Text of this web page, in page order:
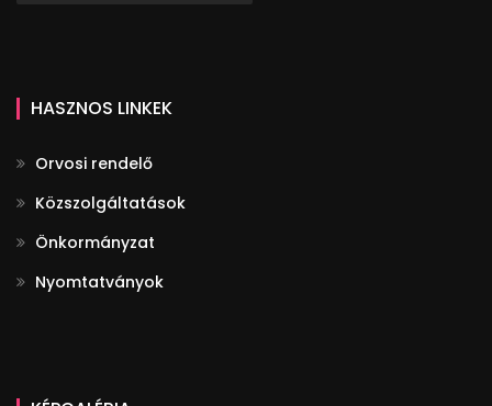
HASZNOS LINKEK
Orvosi rendelő
Közszolgáltatások
Önkormányzat
Nyomtatványok